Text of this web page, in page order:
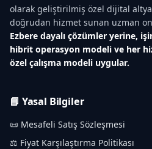
olarak geliştirilmiş özel dijital
doğrudan hizmet sunan uzman
Ezbere dayalı çözümler yerine,
hibrit operasyon modeli ve her
özel çalışma modeli uygular.
📘 Yasal Bilgiler
📜 Mesafeli Satış Sözleşmesi
⚖️ Fiyat Karşılaştırma Politikası